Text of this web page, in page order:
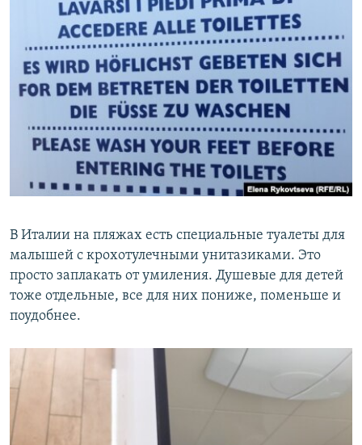
В Италии на пляжах есть специальные туалеты для
малышей с крохотулечными унитазиками. Это
просто заплакать от умиления. Душевые для детей
тоже отдельные, все для них пониже, поменьше и
поудобнее.